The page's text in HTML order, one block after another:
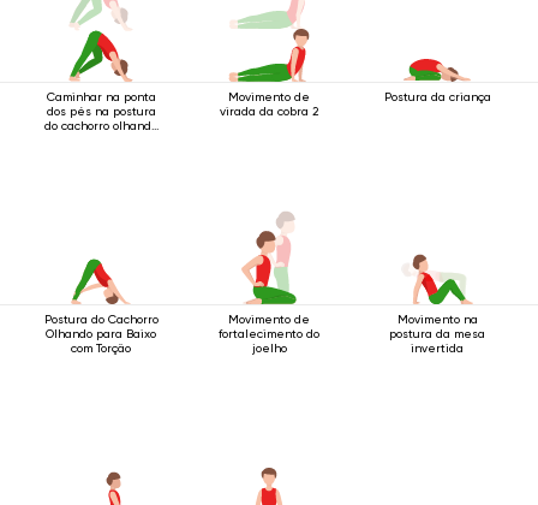
Caminhar na ponta
dos pés na postura
do cachorro olhando
Movimento de
virada da cobra 2
Postura da criança
Postura do Cachorro
Olhando para Baixo
com Torção
Movimento de
fortalecimento do
joelho
Movimento na
postura da mesa
invertida